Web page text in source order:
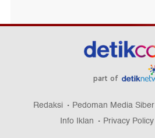
part of
Redaksi Pedoman Media Siber
Info Iklan
Privacy Policy